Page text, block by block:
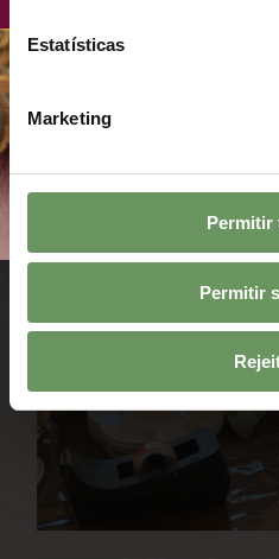
Estatísticas
Marketing
Permitir
Permitir